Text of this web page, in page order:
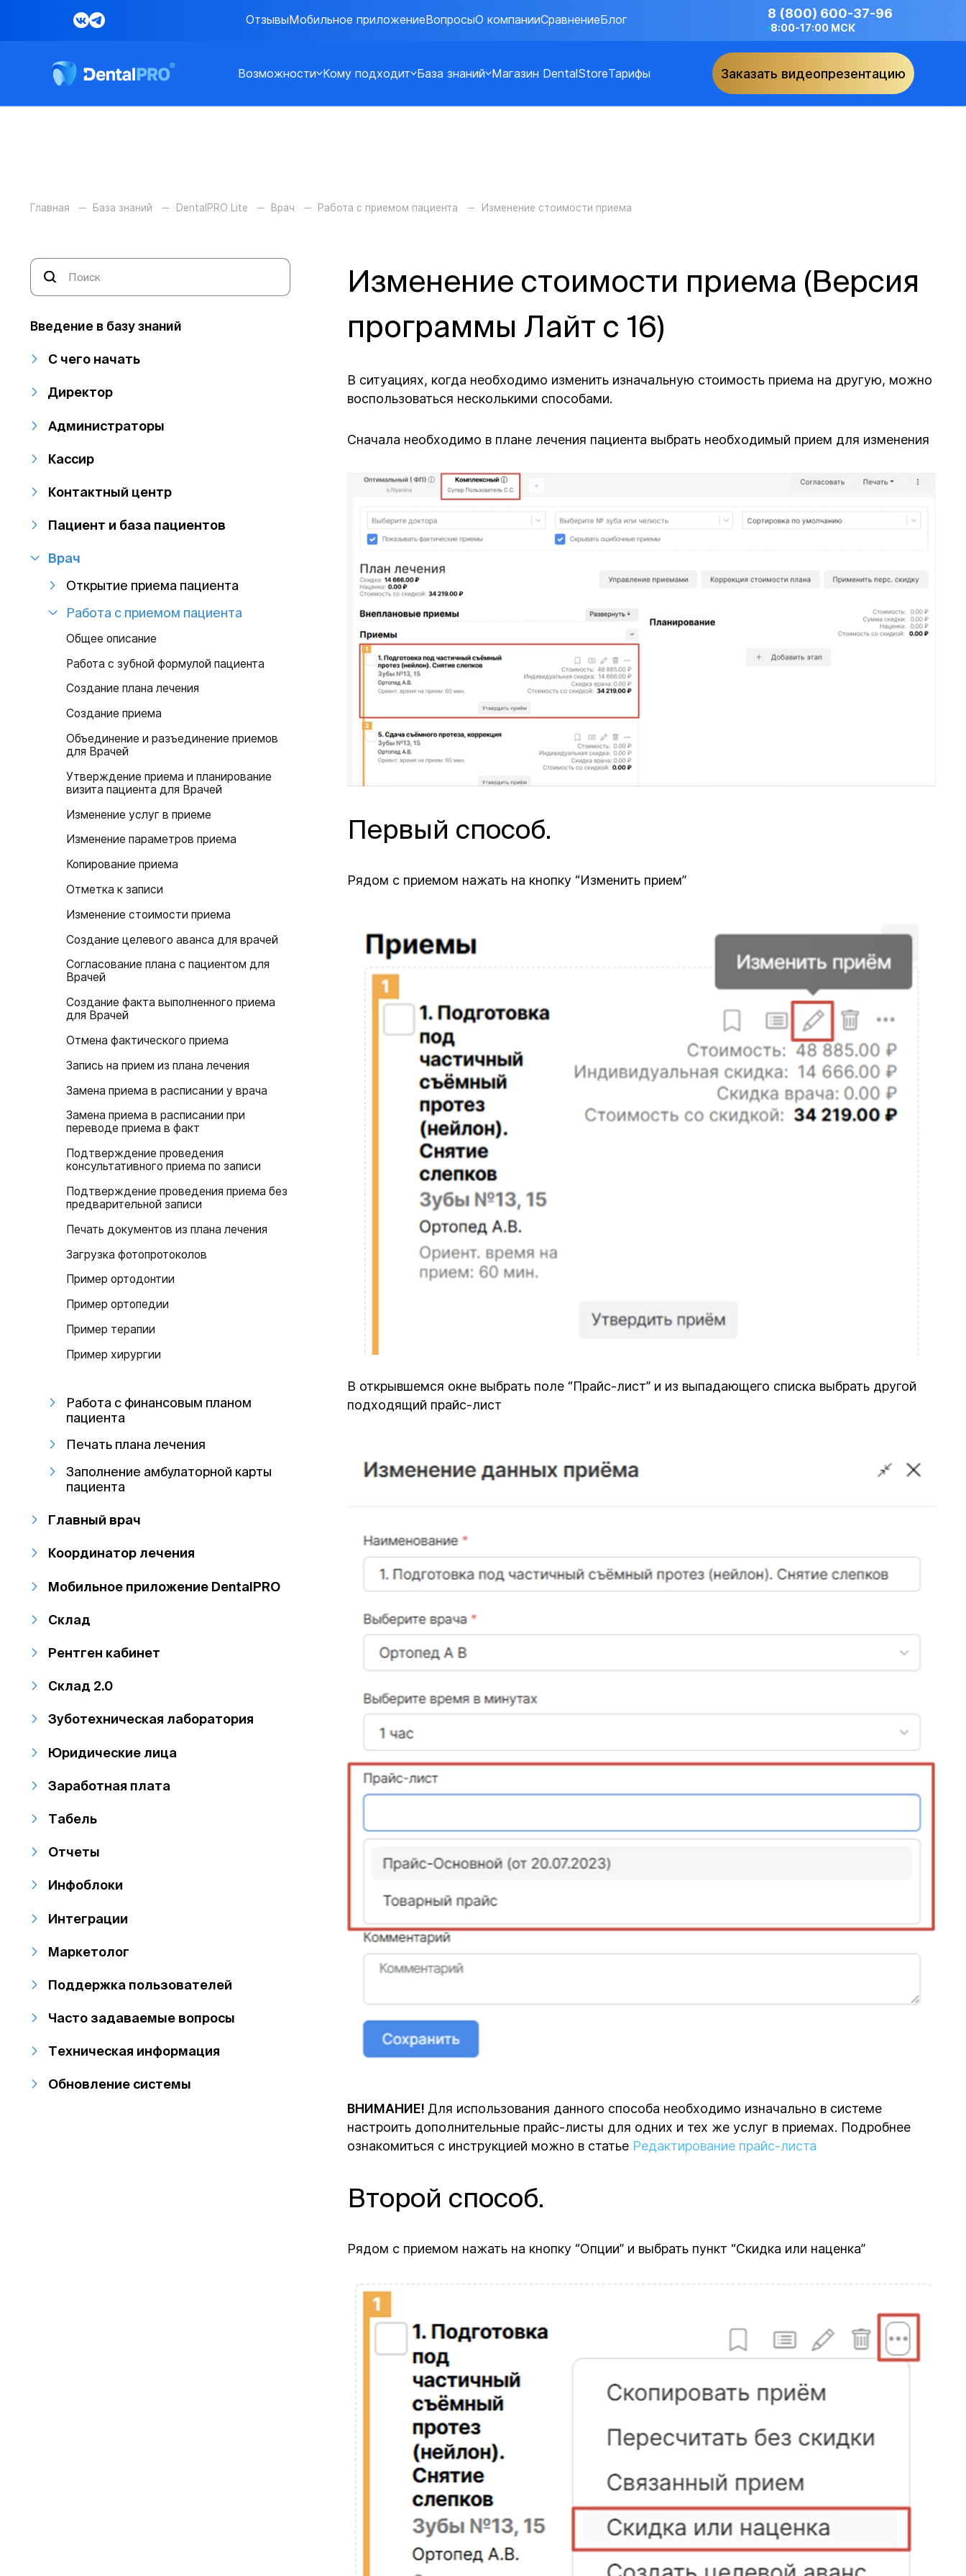
ОтзывыМобильное приложениеВопросыО компанииСравнениеБлог 8 (800) 600-37-96
8:00-17:00 МСК
Возможности Кому подходит База знаний Магазин DentalStoreТарифы Заказать видеопрезентацию
Главная База знаний DentalPRO Lite Врач Работа с приемом пациента Изменение стоимости приема
Введение в базу знаний
С чего начать
Директор
Администраторы
Кассир
Контактный центр
Пациент и база пациентов
Врач
Открытие приема пациента
Работа с приемом пациента
Общее описание
Работа с зубной формулой пациента
Создание плана лечения
Создание приема
Объединение и разъединение приемов
для Врачей
Утверждение приема и планирование
визита пациента для Врачей
Изменение услуг в приеме
Изменение параметров приема
Копирование приема
Отметка к записи
Изменение стоимости приема
Создание целевого аванса для врачей
Согласование плана с пациентом для
Врачей
Создание факта выполненного приема
для Врачей
Отмена фактического приема
Запись на прием из плана лечения
Замена приема в расписании у врача
Замена приема в расписании при
переводе приема в факт
Подтверждение проведения
консультативного приема по записи
Подтверждение проведения приема без
предварительной записи
Печать документов из плана лечения
Загрузка фотопротоколов
Пример ортодонтии
Пример ортопедии
Пример терапии
Пример хирургии
Работа с финансовым планом
пациента
Печать плана лечения
Заполнение амбулаторной карты
пациента
Главный врач
Координатор лечения
Мобильное приложение DentalPRO
Склад
Рентген кабинет
Склад 2.0
Зуботехническая лаборатория
Юридические лица
Заработная плата
Табель
Отчеты
Инфоблоки
Интеграции
Маркетолог
Поддержка пользователей
Часто задаваемые вопросы
Техническая информация
Обновление системы
Изменение стоимости приема (Версия
программы Лайт с 16)
В ситуациях, когда необходимо изменить изначальную стоимость приема на другую, можно
воспользоваться несколькими способами.
Сначала необходимо в плане лечения пациента выбрать необходимый прием для изменения
Первый способ.
Рядом с приемом нажать на кнопку “Изменить прием”
В открывшемся окне выбрать поле “Прайс-лист” и из выпадающего списка выбрать другой
подходящий прайс-лист
ВНИМАНИЕ! Для использования данного способа необходимо изначально в системе
настроить дополнительные прайс-листы для одних и тех же услуг в приемах. Подробнее
ознакомиться с инструкцией можно в статье Редактирование прайс-листа
Второй способ.
Рядом с приемом нажать на кнопку “Опции” и выбрать пункт “Скидка или наценка”